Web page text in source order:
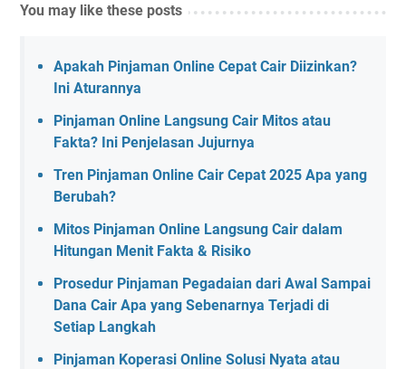
You may like these posts
Apakah Pinjaman Online Cepat Cair Diizinkan?
Ini Aturannya
Pinjaman Online Langsung Cair Mitos atau
Fakta? Ini Penjelasan Jujurnya
Tren Pinjaman Online Cair Cepat 2025 Apa yang
Berubah?
Mitos Pinjaman Online Langsung Cair dalam
Hitungan Menit Fakta & Risiko
Prosedur Pinjaman Pegadaian dari Awal Sampai
Dana Cair Apa yang Sebenarnya Terjadi di
Setiap Langkah
Pinjaman Koperasi Online Solusi Nyata atau